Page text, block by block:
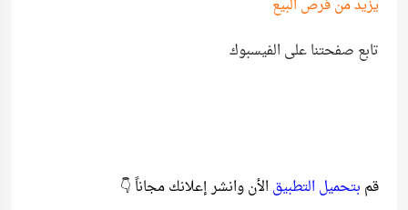
يزيد من فرص البيع
تابع صفحتنا على الفيسبوك
قم بتحميل التطبيق الأن وانشر إعلانك مجاناً 👇